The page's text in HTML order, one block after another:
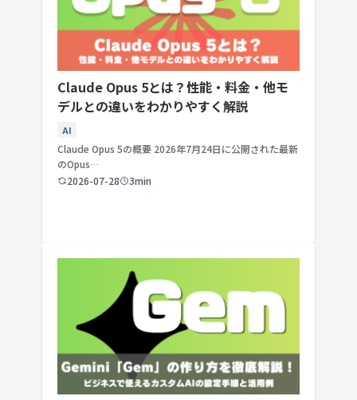
Claude Opus 5とは？性能・料金・他モ
デルとの違いをわかりやすく解説
AI
Claude Opus 5の概要 2026年7月24日に公開された最新
のOpus…
2026-07-28
3min